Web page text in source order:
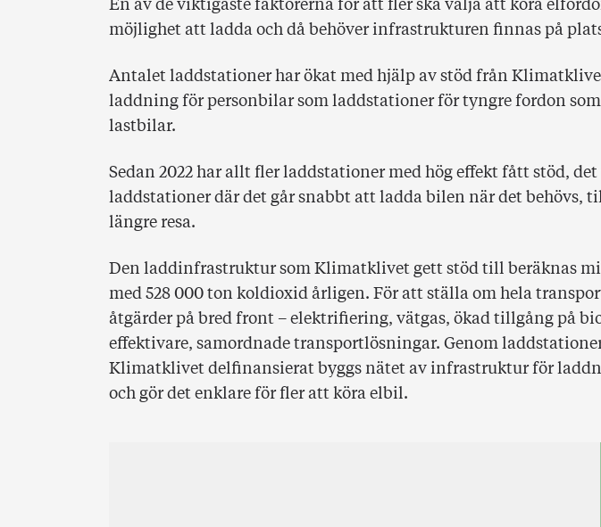
En av de viktigaste faktorerna för att fler ska välja att köra
möjlighet att ladda och då behöver infrastrukturen finnas på
Antalet laddstationer har ökat med hjälp av stöd från
laddning för personbilar som laddstationer för tyngre fordon som
lastbilar.
Sedan 2022 har allt fler laddstationer med hög effekt fått stöd,
laddstationer där det går snabbt att ladda bilen när det behövs,
längre resa.
Den laddinfrastruktur som Klimatklivet gett stöd till beräknas
med 528 000 ton koldioxid årligen. För att ställa om hela
åtgärder på bred front – elektrifiering, vätgas, ökad tillgång på
effektivare, samordnade transportlösningar. Genom
Klimatklivet delfinansierat byggs nätet av infrastruktur för
och gör det enklare för fler att köra elbil.